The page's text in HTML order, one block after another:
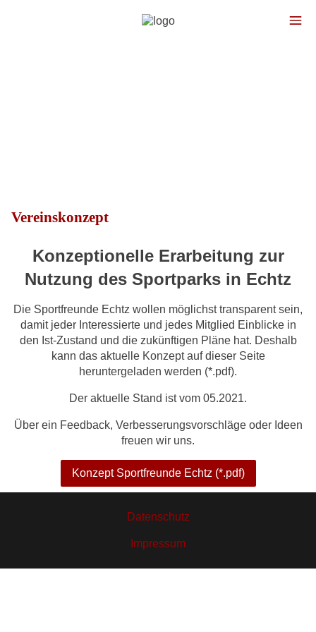
Vereinskonzept
Konzeptionelle Erarbeitung zur
Nutzung des Sportparks in Echtz
Die Sportfreunde Echtz wollen möglichst transparent sein,
damit jeder Interessierte und jedes Mitglied Einblicke in
den Ist-Zustand und die zukünftigen Pläne hat. Deshalb
kann das aktuelle Konzept auf dieser Seite
heruntergeladen werden (*.pdf).
Der aktuelle Stand ist vom 05.2021.
Über ein Feedback, Verbesserungsvorschläge oder Ideen
freuen wir uns.
Konzept Sportfreunde Echtz (*.pdf)
Datenschutz
Impressum